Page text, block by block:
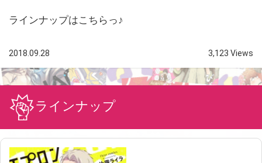
ラインナップはこちらっ♪
2018.09.28 3,123 Views
ラインナップ